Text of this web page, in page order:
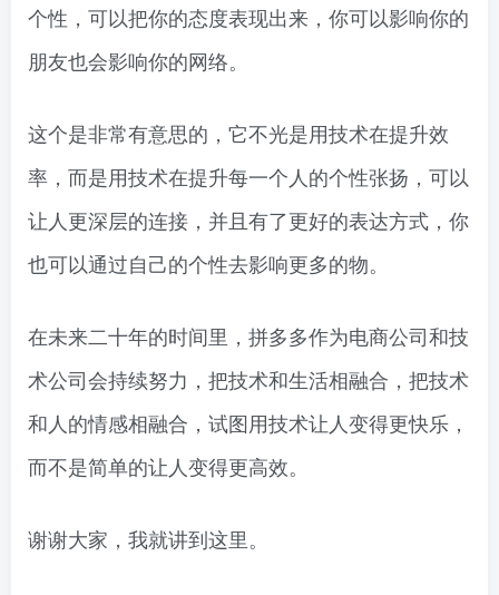
个性，可以把你的态度表现出来，你可以影响你的
朋友也会影响你的网络。
这个是非常有意思的，它不光是用技术在提升效
率，而是用技术在提升每一个人的个性张扬，可以
让人更深层的连接，并且有了更好的表达方式，你
也可以通过自己的个性去影响更多的物。
在未来二十年的时间里，拼多多作为电商公司和技
术公司会持续努力，把技术和生活相融合，把技术
和人的情感相融合，试图用技术让人变得更快乐，
而不是简单的让人变得更高效。
谢谢大家，我就讲到这里。